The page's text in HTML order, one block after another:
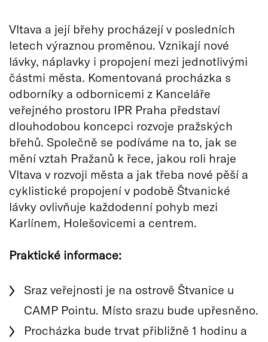
Vltava a její břehy procházejí v posledních
letech výraznou proměnou. Vznikají nové
lávky, náplavky i propojení mezi jednotlivými
částmi města. Komentovaná procházka s
odborníky a odbornicemi z Kanceláře
veřejného prostoru IPR Praha představí
dlouhodobou koncepci rozvoje pražských
břehů. Společně se podíváme na to, jak se
mění vztah Pražanů k řece, jakou roli hraje
Vltava v rozvoji města a jak třeba nové pěší a
cyklistické propojení v podobě Štvanické
lávky ovlivňuje každodenní pohyb mezi
Karlínem, Holešovicemi a centrem.
Praktické informace:
Sraz veřejnosti je na ostrově Štvanice u
CAMP Pointu. Místo srazu bude upřesněno.
Procházka bude trvat přibližně 1 hodinu a